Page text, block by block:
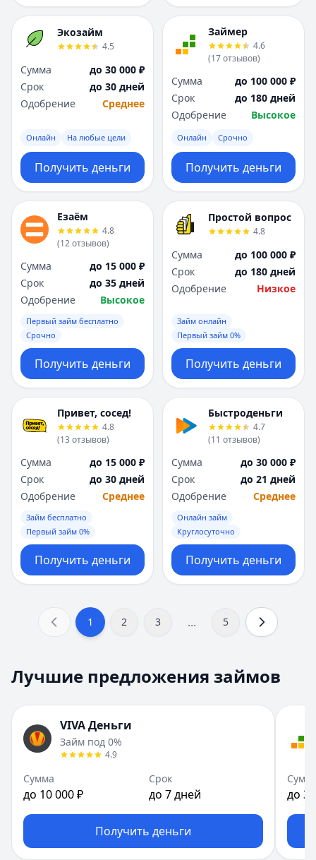
Экозайм
4.5
Сумма
до 30 000 ₽
Срок
до 30 дней
Одобрение
Среднее
Онлайн На любые цели
Получить деньги
Займер
4.6
(17отзывов)
Сумма
до 100 000 ₽
Срок
до 180 дней
Одобрение
Высокое
Онлайн Срочно
Получить деньги
Езаём
4.8
(12отзывов)
Сумма
до 15 000 ₽
Срок
до 35 дней
Одобрение
Высокое
Первый займ бесплатно
Срочно
Получить деньги
Простой вопрос
4.8
Сумма
до 100 000 ₽
Срок
до 180 дней
Одобрение
Низкое
Займ онлайн
Первый займ 0%
Получить деньги
Привет, сосед!
4.8
(13 отзывов)
Сумма
до 15 000 ₽
Срок
до 30 дней
Одобрение
Среднее
Займ бесплатно
Первый займ 0%
Получить деньги
Быстроденьги
4.7
(11 отзывов)
Сумма
до 30 000 ₽
Срок
до 21 дней
Одобрение
Среднее
Онлайн займ
Круглосуточно
Получить деньги
1 2 3 ... 5
Лучшие предложения займов
VIVA Деньги
Займ под 0%
4.9
Сумма
до 10 000 ₽
Срок
до 7 дней
Получить деньги
до